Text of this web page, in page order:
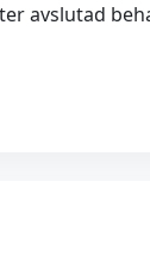
avslutad